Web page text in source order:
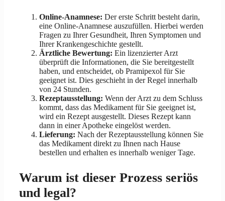
Online-Anamnese: Der erste Schritt besteht darin,
eine Online-Anamnese auszufüllen. Hierbei werden
Fragen zu Ihrer Gesundheit, Ihren Symptomen und
Ihrer Krankengeschichte gestellt.
Ärztliche Bewertung: Ein lizenzierter Arzt
überprüft die Informationen, die Sie bereitgestellt
haben, und entscheidet, ob Pramipexol für Sie
geeignet ist. Dies geschieht in der Regel innerhalb
von 24 Stunden.
Rezeptausstellung: Wenn der Arzt zu dem Schluss
kommt, dass das Medikament für Sie geeignet ist,
wird ein Rezept ausgestellt. Dieses Rezept kann
dann in einer Apotheke eingelöst werden.
Lieferung: Nach der Rezeptausstellung können Sie
das Medikament direkt zu Ihnen nach Hause
bestellen und erhalten es innerhalb weniger Tage.
Warum ist dieser Prozess seriös
und legal?